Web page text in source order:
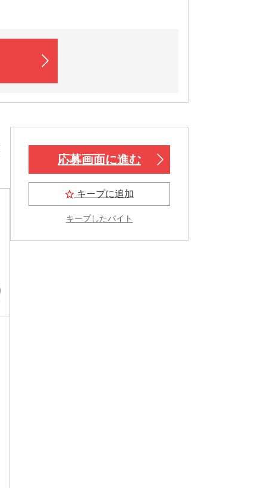
応募画面に進む
キープに追加
キープしたバイト